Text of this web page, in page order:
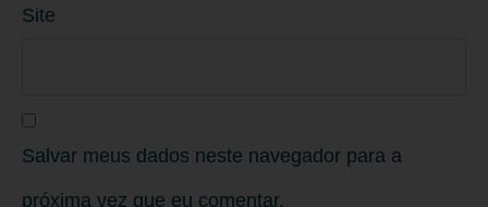
Site
Salvar meus dados neste navegador para a
próxima vez que eu comentar.